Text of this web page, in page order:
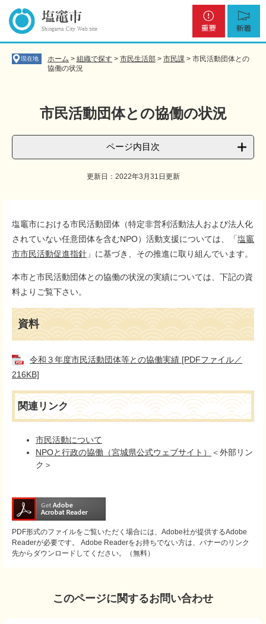
の
ー
現在地 ホーム > 組織で探す > 市民生活部 > 市民課 > 市民活動団体との
協働の状況
市民活動団体との協働の状況
ページ内目次
更新日：2022年3月31日更新
塩竈市における市民活動団体（特定非営利活動法人および法人化
されていない任意団体を含むNPO）活動支援については、「塩竈
市市民活動促進指針 」に基づき、その推進に取り組んでいます。
本市と市民活動団体との協働の状況の実績については、下記の資
料よりご覧下さい。
資料
令和３年度市民活動団体等との協働実績 [PDFファイル／
216KB]
関連リンク
市民活動について
NPOと行政の協働（宮城県公式ウェブサイト）
＜外部リン
ク＞
PDF形式のファイルをご覧いただく場合には、Adobe社が提供するAdobe
Readerが必要です。
Adobe Readerをお持ちでない方は、バナーのリンク
先からダウンロードしてください。（無料）
このページに関するお問い合わせ